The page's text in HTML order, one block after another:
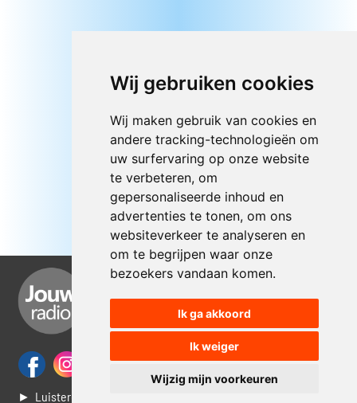
Wij gebruiken cookies
Wij maken gebruik van cookies en
andere tracking-technologieën om
uw surfervaring op onze website
te verbeteren, om
gepersonaliseerde inhoud en
advertenties te tonen, om ons
websiteverkeer te analyseren en
om te begrijpen waar onze
bezoekers vandaan komen.
Ik ga akkoord
Ik weiger
Wijzig mijn voorkeuren
► Luisteren naar Jouwradio